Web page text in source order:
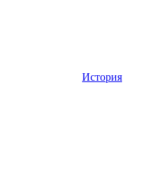
История